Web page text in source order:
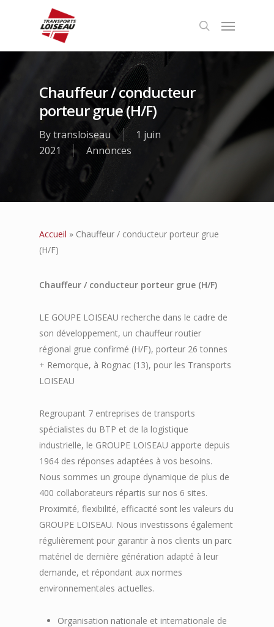
Chauffeur / conducteur
porteur grue (H/F)
Bytransloiseau
1 juin
2021
Annonces
Accueil » Chauffeur / conducteur porteur grue
(H/F)
Chauffeur / conducteur porteur grue (H/F)
LE GOUPE LOISEAU recherche dans le cadre de
son développement, un chauffeur routier
régional grue confirmé (H/F), porteur 26 tonnes
+ Remorque, à Rognac (13), pour les Transports
LOISEAU
Regroupant 7 entreprises de transports
spécialistes du BTP et de la logistique
industrielle, le GROUPE LOISEAU apporte depuis
1964 des réponses adaptées à vos besoins.
Nous sommes un groupe dynamique de plus de
400 collaborateurs répartis sur nos 6 sites.
Proximité, flexibilité, efficacité sont les valeurs du
GROUPE LOISEAU. Nous investissons également
régulièrement pour garantir à nos clients un parc
matériel de dernière génération adapté à leur
demande, et répondant aux normes
environnementales actuelles.
Organisation nationale et internationale de